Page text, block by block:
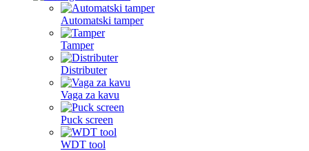
Automatski tamper
Tamper
Distributer
Vaga za kavu
Puck screen
WDT tool